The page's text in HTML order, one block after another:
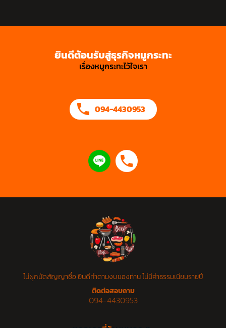
ยินดีต้อนรับสู่ธุรกิจหมูกระทะ
เรื่องหมูกระทะไว้ใจเรา
094-4430953
ไม่ผูกมัดสัญญาชื่อ ยินดีทำตามงบของท่าน ไม่มีค่าธรรมเนียมรายปี
ติดต่อสอบถาม
094-4430953